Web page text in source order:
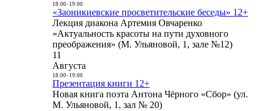
18:00- 19:00
«Заоникиевские просветительские беседы» 12+
Лекция диакона Артемия Овчаренко
«Актуальность красоты на пути духовного
преображения» (М. Ульяновой, 1, зале №12)
11
Августа
18:00- 19:00
Презентация книги 12+
Новая книга поэта Антона Чёрного «Сбор» (ул.
М. Ульяновой, 1, зал № 20)